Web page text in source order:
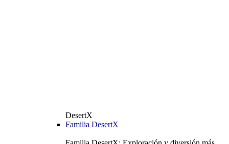
DesertX
Familia DesertX